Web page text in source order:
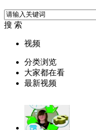
搜 索
视频
分类浏览
大家都在看
最新视频